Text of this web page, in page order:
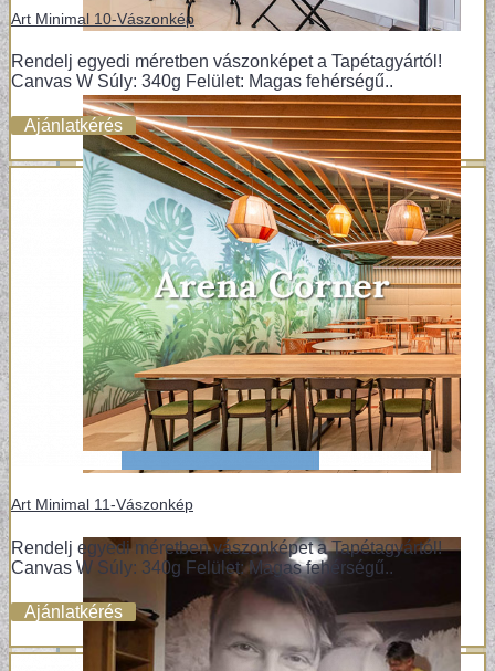
Art Minimal 10-Vászonkép
Rendelj egyedi méretben vászonképet a Tapétagyártól!
Canvas W Súly: 340g Felület: Magas fehérségű..
Ajánlatkérés
Art Minimal 11-Vászonkép
Rendelj egyedi méretben vászonképet a Tapétagyártól!
Canvas W Súly: 340g Felület: Magas fehérségű..
Ajánlatkérés